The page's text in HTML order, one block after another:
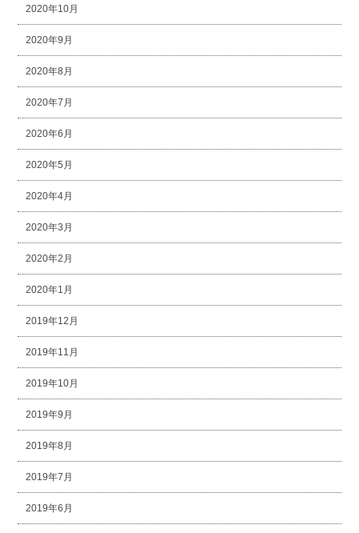
2020年10月
2020年9月
2020年8月
2020年7月
2020年6月
2020年5月
2020年4月
2020年3月
2020年2月
2020年1月
2019年12月
2019年11月
2019年10月
2019年9月
2019年8月
2019年7月
2019年6月